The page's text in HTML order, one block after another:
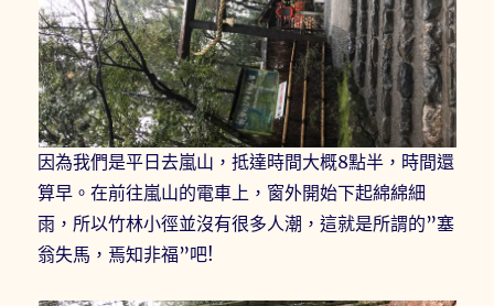
因為我們是平日去嵐山，抵達時間大概8點半，時間還
算早。在前往嵐山的電車上，窗外開始下起綿綿細
雨，所以竹林小徑並沒有很多人潮，這就是所謂的”塞
翁失馬，焉知非福”吧!